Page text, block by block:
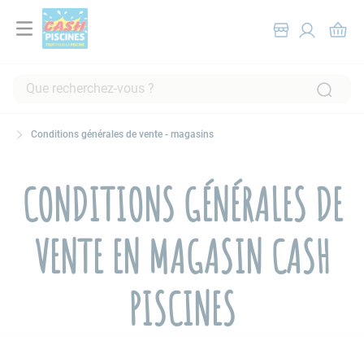
Que recherchez-vous ?
Conditions générales de vente - magasins
CONDITIONS GÉNÉRALES DE
VENTE EN MAGASIN CASH
PISCINES
3.
robot piscine
5 .
chlore